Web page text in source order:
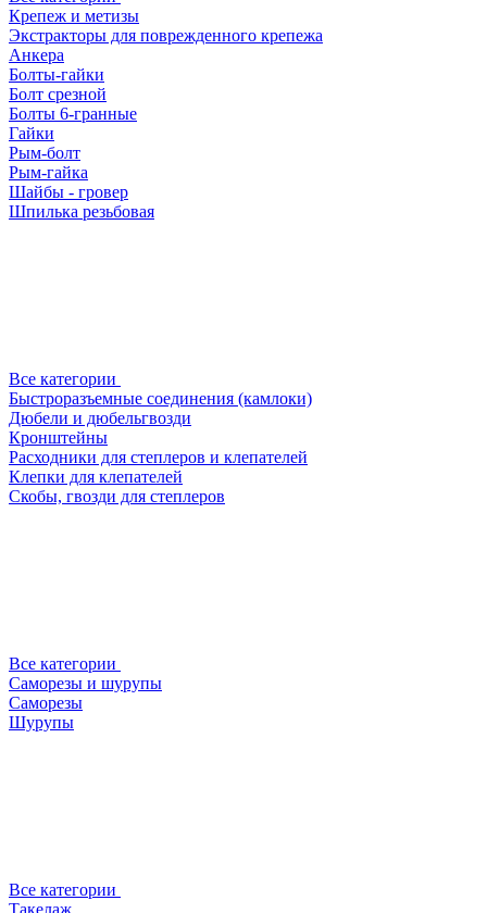
Крепеж и метизы
Экстракторы для поврежденного крепежа
Анкера
Болты-гайки
Болт срезной
Болты 6-гранные
Гайки
Рым-болт
Рым-гайка
Шайбы - гровер
Шпилька резьбовая
Все категории
Быстроразъемные соединения (камлоки)
Дюбели и дюбельгвозди
Кронштейны
Расходники для степлеров и клепателей
Клепки для клепателей
Скобы, гвозди для степлеров
Все категории
Саморезы и шурупы
Саморезы
Шурупы
Все категории
Такелаж